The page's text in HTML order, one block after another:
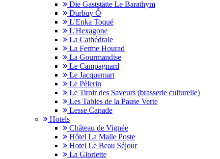
Die Gaststätte Le Barathym
Durbuy Ô
L'Enka Toqué
L'Hexagone
La Cathédrale
La Ferme Hourad
La Gourmandise
Le Campagnard
Le Jacquemart
Le Pèlerin
Le Tiroir des Saveurs (brasserie culturelle)
Les Tables de la Pause Verte
Lesse Capade
Hotels
Château de Vignée
Hôtel La Malle Poste
Hotel Le Beau Séjour
La Gloriette